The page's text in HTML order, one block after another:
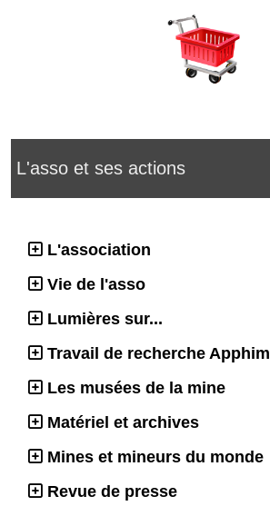
L'asso et ses actions
L'association
Vie de l'asso
Lumières sur...
Travail de recherche Apphim
Les musées de la mine
Matériel et archives
Mines et mineurs du monde
Revue de presse